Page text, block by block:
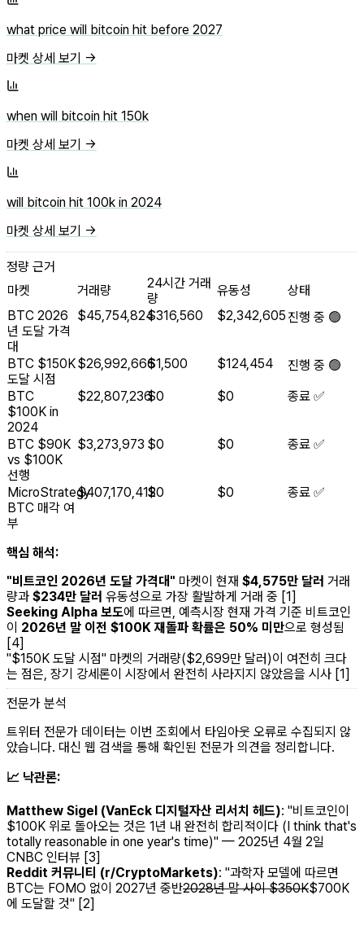
what price will bitcoin hit before 2027
마켓 상세 보기 →
when will bitcoin hit 150k
마켓 상세 보기 →
will bitcoin hit 100k in 2024
마켓 상세 보기 →
정량 근거
마켓
거래량
24시간 거래
량
유동성
상태
BTC 2026
년 도달 가격
대
$45,754,824$316,560 $2,342,605 진행 중 🟢
BTC $150K
도달 시점
$26,992,666$1,500 $124,454
진행 중 🟢
BTC
$100K in
2024
$22,807,236$0 $0 종료 ✅
BTC $90K
vs $100K
선행
$3,273,973 $0 $0 종료 ✅
MicroStrategy
BTC 매각 여
부
$407,170,412$0 $0 종료 ✅
핵심 해석:
"비트코인 2026년 도달 가격대" 마켓이 현재 $4,575만 달러 거래
량과 $234만 달러 유동성으로 가장 활발하게 거래 중 [1]
Seeking Alpha 보도에 따르면, 예측시장 현재 가격 기준 비트코인
이 2026년 말 이전 $100K 재돌파 확률은 50% 미만으로 형성됨
[4]
"$150K 도달 시점" 마켓의 거래량($2,699만 달러)이 여전히 크다
는 점은, 장기 강세론이 시장에서 완전히 사라지지 않았음을 시사 [1]
전문가 분석
트위터 전문가 데이터는 이번 조회에서 타임아웃 오류로 수집되지 않
았습니다. 대신 웹 검색을 통해 확인된 전문가 의견을 정리합니다.
📈 낙관론:
Matthew Sigel (VanEck 디지털자산 리서치 헤드): "비트코인이
$100K 위로 돌아오는 것은 1년 내 완전히 합리적이다 (I think that's
totally reasonable in one year's time)" — 2025년 4월 2일
CNBC 인터뷰 [3]
Reddit 커뮤니티 (r/CryptoMarkets): "과학자 모델에 따르면
BTC는 FOMO 없이 2027년 중반2028년 말 사이 $350K$700K
에 도달할 것" [2]